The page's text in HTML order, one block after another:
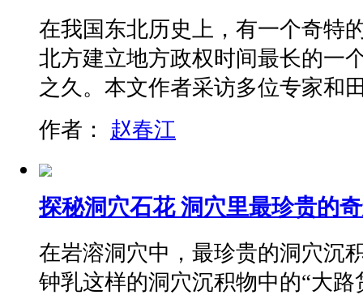
在我国东北历史上，有一个奇
北方建立地方政权时间最长的一
之久。本文作者采访多位专家
作者： 赵春江
探秘洞穴石花 洞穴里最珍贵的
在岩溶洞穴中，最珍贵的洞穴沉
钟乳这样的洞穴沉积物中的“大